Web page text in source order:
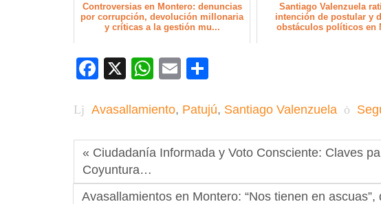
Controversias en Montero: denuncias
por corrupción, devolución millonaria
y críticas a la gestión mu...
Santiago Valenzuela
intención de postular y
obstáculos políticos en
Facebook
X WhatsApp
Email
Avasallamiento, Patujú, Santiago Valenzuela
« Ciudadanía Informada y Voto Consciente: Claves
Coyuntura…
Avasallamientos en Montero: “Nos tienen en